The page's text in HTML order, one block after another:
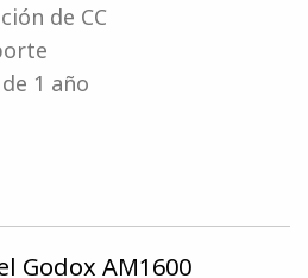
de CC
1 año
Godox AM1600